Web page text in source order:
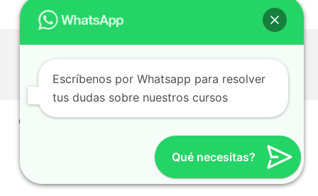
©2019 Audio Master Academy - Musiluz Academia de
Sonido Profesional
Escríbenos por Whatsapp para resolver
tus dudas sobre nuestros cursos
Qué necesitas?